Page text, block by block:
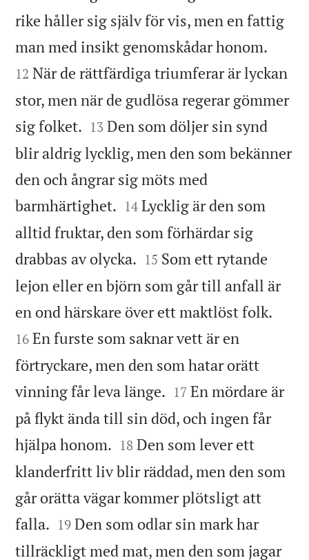
rike håller sig själv för vis, men en fattig
man med insikt genomskådar honom.
12 När de rättfärdiga triumferar är lyckan
stor, men när de gudlösa regerar gömmer
sig folket. 

13 Den som döljer sin synd
blir aldrig lycklig, men den som bekänner
den och ångrar sig möts med
barmhärtighet. 

14 Lycklig är den som
alltid fruktar, den som förhärdar sig
drabbas av olycka. 

15 Som ett rytande
lejon eller en björn som går till anfall är
en ond härskare över ett maktlöst folk.
16 En furste som saknar vett är en
förtryckare, men den som hatar orätt
vinning får leva länge. 

17 En mördare är
på flykt ända till sin död, och ingen får
hjälpa honom. 

18 Den som lever ett
klanderfritt liv blir räddad, men den som
går orätta vägar kommer plötsligt att
falla. 

19 Den som odlar sin mark har
tillräckligt med mat, men den som jagar